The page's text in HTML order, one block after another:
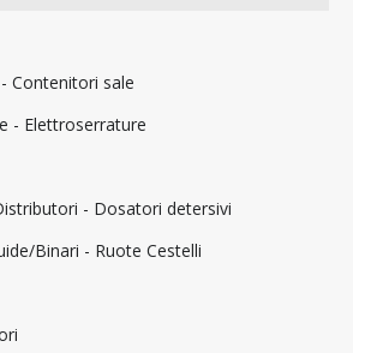
Contenitori sale
- Elettroserrature
- Dosatori detersivi
Binari - Ruote Cestelli